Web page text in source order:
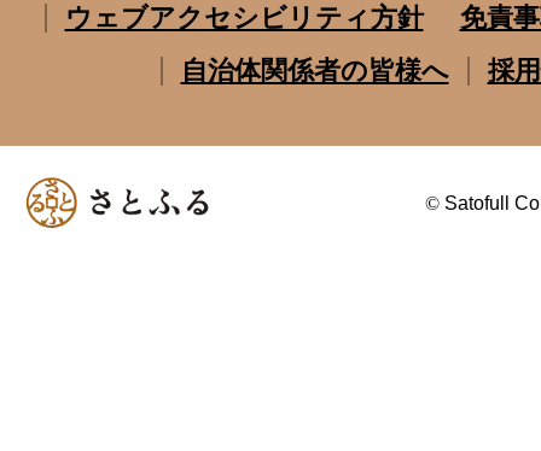
ウェブアクセシビリティ方針
免責
自治体関係者の皆様へ
採
© Satofull